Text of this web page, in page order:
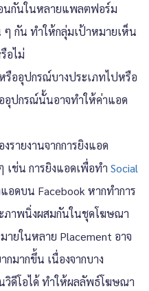
นกันในหลายแพลตฟอร์ม
กัน ทำให้กลุ่มเป้าหมายเห็น
อไม่
รืออุปกรณ์บางประเภทไปหรือ
อุปกรณ์นั้นอาจทำให้ค่าแอด
รายงานจากการยิงแอด
ช่น การยิงแอดเพื่อทำ Social
แอดบน Facebook หากทำการ
าพนิ่งผสมกันในชุดโฆษณา
ายในหลาย Placement อาจ
กมากขึ้น เนื่องจากบาง
วิดีโอได้ ทำให้ผลลัพธ์โฆษณา